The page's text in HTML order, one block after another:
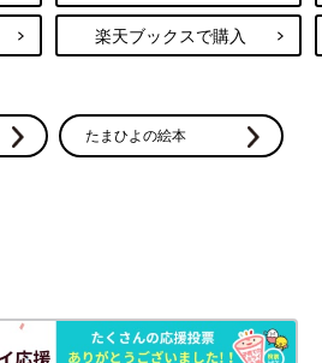
楽天ブックスで購入
たまひよの絵本